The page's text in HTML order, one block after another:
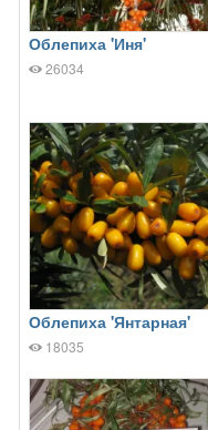
Облепиха 'Иня'
26034
Облепиха 'Янтарная'
18035